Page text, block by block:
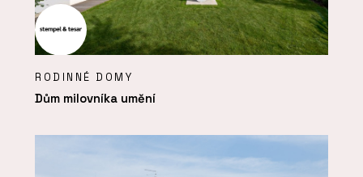
RODINNÉ DOMY
Dům milovníka umění